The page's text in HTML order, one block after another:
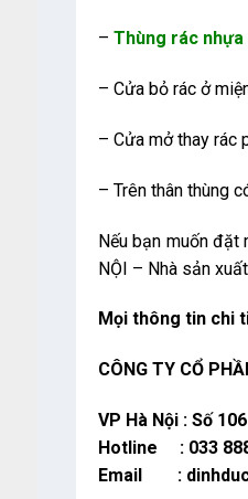
– Thùng rác
– Cửa bỏ rác ở
– Cửa mở thay rác
– Trên thân thùng
Nếu bạn muốn đặt
NỘI – Nhà sản
Mọi thông tin chi
CÔNG TY CỔ
VP Hà Nội : Số
Hotline : 033
Email :